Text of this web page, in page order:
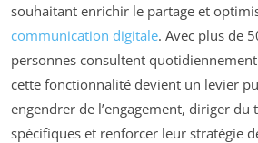
souhaitant enrichir le partage et
communication digitale. Avec plus de
personnes consultent
cette fonctionnalité devient un levier
engendrer de l’engagement, diriger du
spécifiques et renforcer leur stratégie